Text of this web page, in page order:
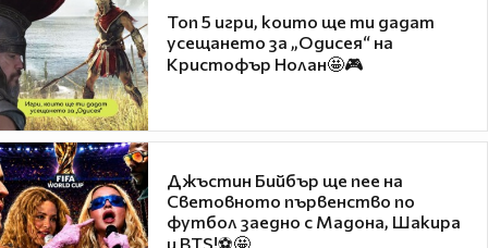
Топ 5 игри, които ще ти дадат
усещането за „Одисея“ на
Кристофър Нолан🤩🎮
Джъстин Бийбър ще пее на
Световното първенство по
футбол заедно с Мадона, Шакира
и BTS!⚽🤩